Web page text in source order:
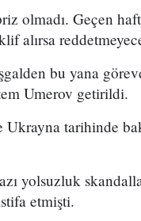
olmadı. Geçen
alırsa
bu yana
Umerov getirildi.
tarihinde
yolsuzluk
etmişti.